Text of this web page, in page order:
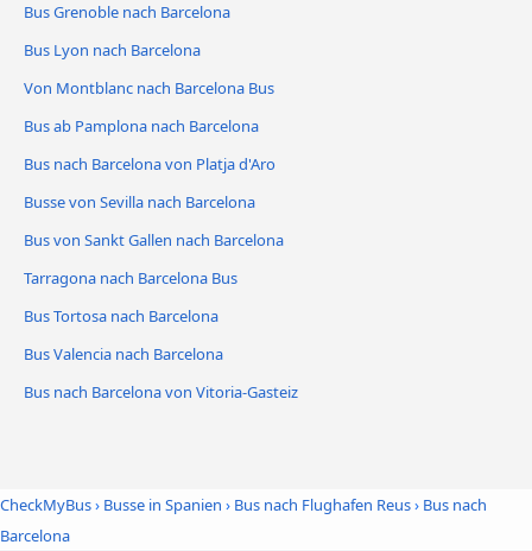
Bus Grenoble nach Barcelona
Bus Lyon nach Barcelona
Von Montblanc nach Barcelona Bus
Bus ab Pamplona nach Barcelona
Bus nach Barcelona von Platja d'Aro
Busse von Sevilla nach Barcelona
Bus von Sankt Gallen nach Barcelona
Tarragona nach Barcelona Bus
Bus Tortosa nach Barcelona
Bus Valencia nach Barcelona
Bus nach Barcelona von Vitoria-Gasteiz
CheckMyBus› Busse in Spanien › Bus nach Flughafen Reus› Bus nach
Barcelona